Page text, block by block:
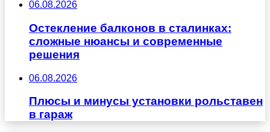
06.08.2026
Остекление балконов в сталинках:
сложные нюансы и современные
решения
06.08.2026
Плюсы и минусы установки рольставен
в гараж